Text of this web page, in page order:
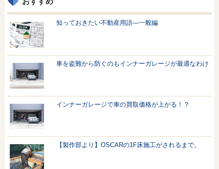
知っておきたい不動産用語—一般編
車を盗難から防ぐのもインナーガレージが最適なわけ
インナーガレージで車の買取価格が上がる！？
【製作部より】OSCARの1F床施工がされるまで。